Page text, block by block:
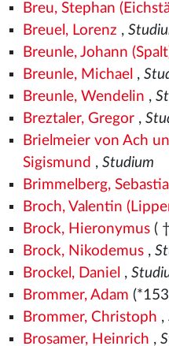
Breu, Stephan
Breuel, Lorenz ,
Breunle, Johann
Breunle, Michael ,
Breunle, Wendelin ,
Breztaler, Gregor,
Brielmeier von Ach
Sigismund , Studium
Brimmelberg,
Broch, Valentin
Brock, Hieronymus(
Brock, Nikodemus,
Brockel, Daniel ,
Brommer, Adam
Brommer, Christoph ,
Brosamer, Heinrich ,